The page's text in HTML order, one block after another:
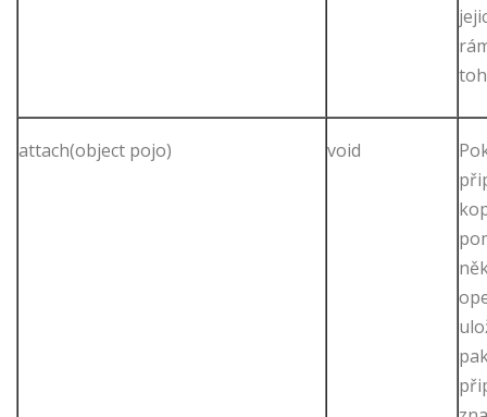
attach(object pojo) void